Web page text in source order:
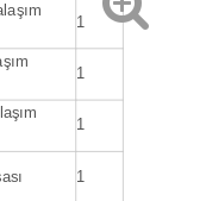
1
1
1
1